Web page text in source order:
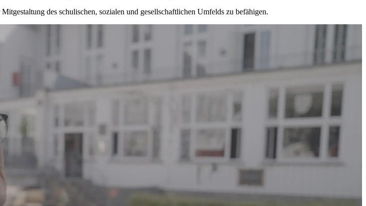
Mit­ge­stal­tung des schu­li­schen, so­zia­len und ge­sell­schaft­li­chen Um­felds zu be­fä­hi­gen.